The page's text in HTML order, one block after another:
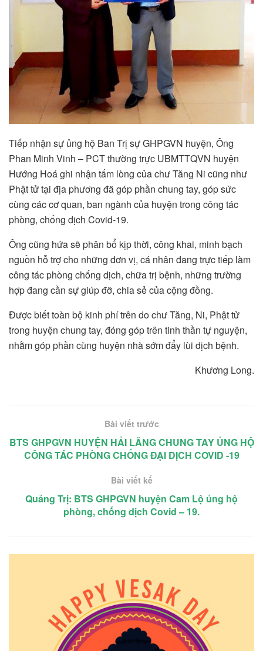
Tiếp nhận sự ủng hộ Ban Trị sự GHPGVN huyện, Ông
Phan Minh Vinh – PCT thường trực UBMTTQVN huyện
Hướng Hoá ghi nhận tấm lòng của chư Tăng Ni cũng như
Phật tử tại địa phương đã góp phần chung tay, góp sức
cùng các cơ quan, ban ngành của huyện trong công tác
phòng, chống dịch Covid-19.
Ông cũng hứa sẽ phân bổ kịp thời, công khai, minh bạch
nguồn hỗ trợ cho những đơn vị, cá nhân đang trực tiếp làm
công tác phòng chống dịch, chữa trị bệnh, những trường
hợp đang cần sự giúp đỡ, chia sẻ của cộng đồng.
Được biết toàn bộ kinh phí trên do chư Tăng, Ni, Phật tử
trong huyện chung tay, đóng góp trên tinh thần tự nguyện,
nhằm góp phần cùng huyện nhà sớm đẩy lùi dịch bệnh.
Khương Long.
Bài viết trước
BTS GHPGVN HUYỆN HẢI LĂNG CHUNG TAY ỦNG HỘ
CÔNG TÁC PHÒNG CHỐNG ĐẠI DỊCH COVID -19
Bài viết kế
Quảng Trị: BTS GHPGVN huyện Cam Lộ ủng hộ
phòng, chống dịch Covid – 19.